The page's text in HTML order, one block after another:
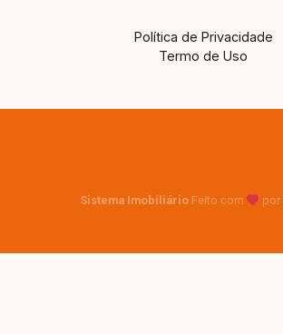
Política de Privacidade
Termo de Uso
Sistema Imobiliário Feito com por